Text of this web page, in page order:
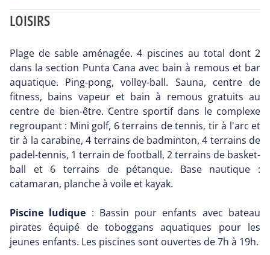
LOISIRS
Plage de sable aménagée. 4 piscines au total dont 2
dans la section Punta Cana avec bain à remous et bar
aquatique. Ping-pong, volley-ball. Sauna, centre de
fitness, bains vapeur et bain à remous gratuits au
centre de bien-être. Centre sportif dans le complexe
regroupant : Mini golf, 6 terrains de tennis, tir à l'arc et
tir à la carabine, 4 terrains de badminton, 4 terrains de
padel-tennis, 1 terrain de football, 2 terrains de basket-
ball et 6 terrains de pétanque. Base nautique :
catamaran, planche à voile et kayak.
Piscine ludique : Bassin pour enfants avec bateau
pirates équipé de toboggans aquatiques pour les
jeunes enfants. Les piscines sont ouvertes de 7h à 19h.